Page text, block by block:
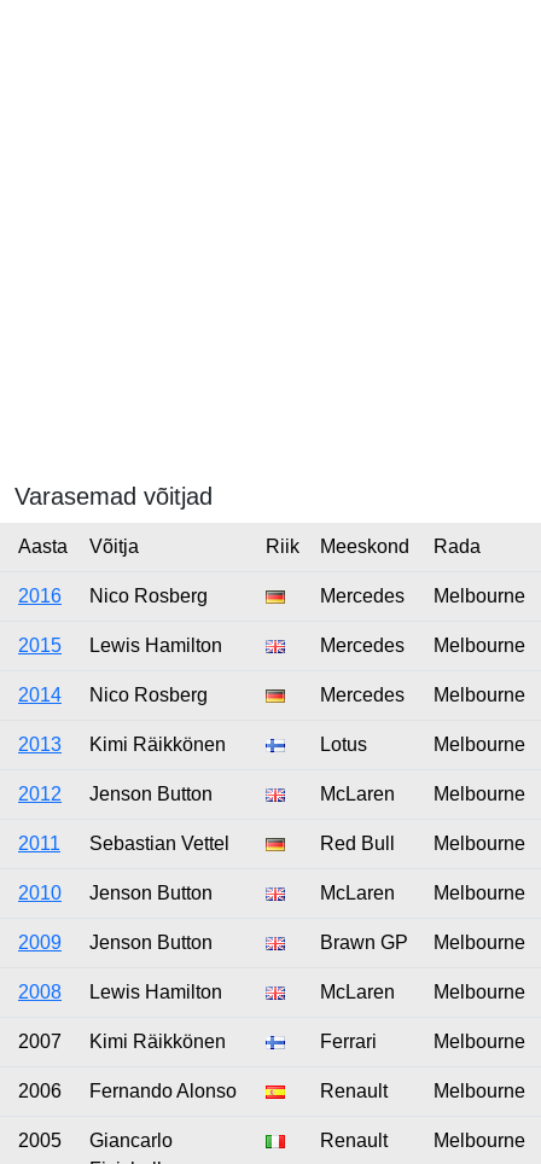
Varasemad võitjad
Aasta Võitja Riik Meeskond Rada
2016 Nico Rosberg Mercedes Melbourne
2015 Lewis Hamilton Mercedes Melbourne
2014 Nico Rosberg Mercedes Melbourne
2013 Kimi Räikkönen Lotus Melbourne
2012 Jenson Button McLaren Melbourne
2011 Sebastian Vettel Red Bull Melbourne
2010 Jenson Button McLaren Melbourne
2009 Jenson Button Brawn GP Melbourne
2008 Lewis Hamilton McLaren Melbourne
2007 Kimi Räikkönen Ferrari Melbourne
2006 Fernando Alonso Renault Melbourne
2005
Giancarlo
Renault Melbourne